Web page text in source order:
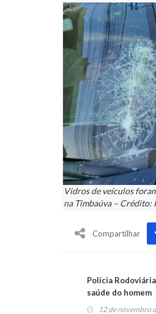
Vidros de veículos
na Timbaúva – Crédito:
Compartilhar
Polícia
saúde do homem
12 de novembro